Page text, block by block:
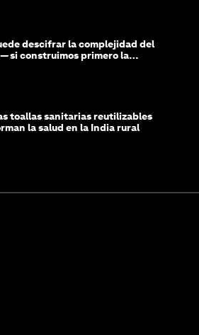
descifrar la complejidad del
si construimos primero la
toallas sanitarias reutilizables
la salud en la India rural